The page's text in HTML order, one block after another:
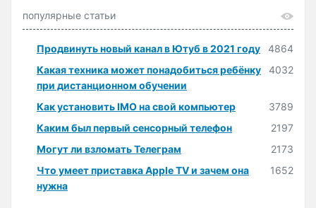
популярные статьи
Продвинуть новый канал в Ютуб в 2021 году
4864
Какая техника может понадобиться ребёнку
при дистанционном обучении
4032
Как установить IMO на свой компьютер
3789
Каким был первый сенсорный телефон
2197
Могут ли взломать Телеграм
2173
Что умеет приставка Apple TV и зачем она
нужна
1652